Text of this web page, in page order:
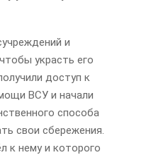
и
украсть его
доступ к
ВСУ и начали
способа
свои сбережения.
к нему и которого